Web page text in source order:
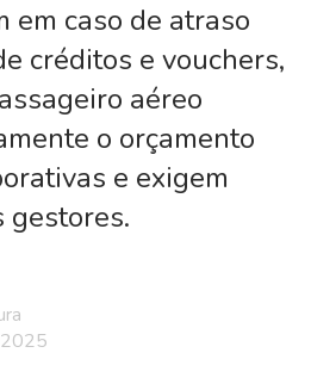
em caso de atraso
créditos e vouchers,
aéreo
o orçamento
e exigem
gestores.